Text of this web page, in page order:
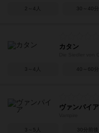
2～4人 30～40分
カタン
3～4人 40～60分
ヴァンパイア
3～5人 30分前後